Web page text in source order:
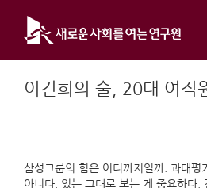
content
이건희의 술, 20대 여직
삼성그룹의 힘은 어디까지일까. 과대평
아니다. 있는 그대로 보는 게 중요하다.